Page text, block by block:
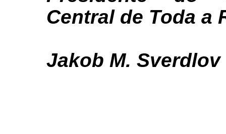
Central de Toda a
Jakob M. Sverdlov